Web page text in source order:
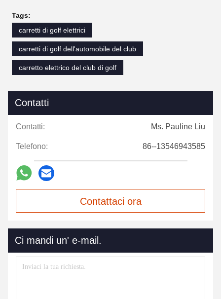
Tags:
carretti di golf elettrici
carretti di golf dell'automobile del club
carretto elettrico del club di golf
Contatti
Contatti: Ms. Pauline Liu
Telefono: 86--13546943585
Contattaci ora
Ci mandi un' e-mail.